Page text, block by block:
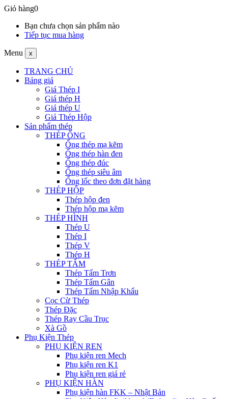
Giỏ hàng0
Bạn chưa chọn sản phẩm nào
Tiếp tục mua hàng
Menu x
TRANG CHỦ
Bảng giá
Giá Thép I
Giá thép H
Giá thép U
Giá Thép Hộp
Sản phẩm thép
THÉP ỐNG
Ống thép mạ kẽm
Ống thép hàn đen
Ống thép đúc
Ống thép siêu âm
Ống lốc theo đơn đặt hàng
THÉP HỘP
Thép hộp đen
Thép hộp mạ kẽm
THÉP HÌNH
Thép U
Thép I
Thép V
Thép H
THÉP TẤM
Thép Tấm Trơn
Thép Tấm Gân
Thép Tấm Nhập Khẩu
Cọc Cừ Thép
Thép Đặc
Thép Ray Cầu Trục
Xà Gồ
Phụ Kiện Thép
PHỤ KIỆN REN
Phụ kiện ren Mech
Phụ kiện ren K1
Phụ kiện ren giá rẻ
PHỤ KIỆN HÀN
Phụ kiện hàn FKK – Nhật Bản